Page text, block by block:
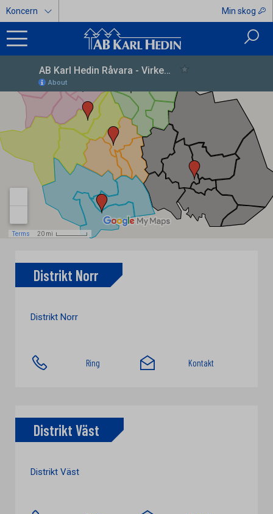
Koncern Min skog
Distrikt Norr
Distrikt Norr
Ring Kontakt
Distrikt Väst
Distrikt Väst